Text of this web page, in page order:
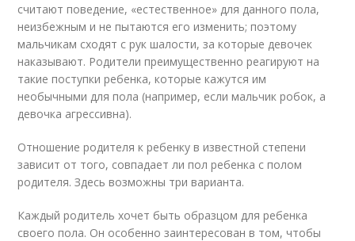
считают поведение, «естественное» для данного пола,
неизбежным и не пытаются его изменить; поэтому
мальчикам сходят с рук шалости, за которые девочек
наказывают. Родители преимущественно реагируют на
такие поступки ребенка, которые кажутся им
необычными для пола (например, если мальчик робок, а
девочка агрессивна).
Отношение родителя к ребенку в известной степени
зависит от того, совпадает ли пол ребенка с полом
родителя. Здесь возможны три варианта.
Каждый родитель хочет быть образцом для ребенка
своего пола. Он особенно заинтересован в том, чтобы